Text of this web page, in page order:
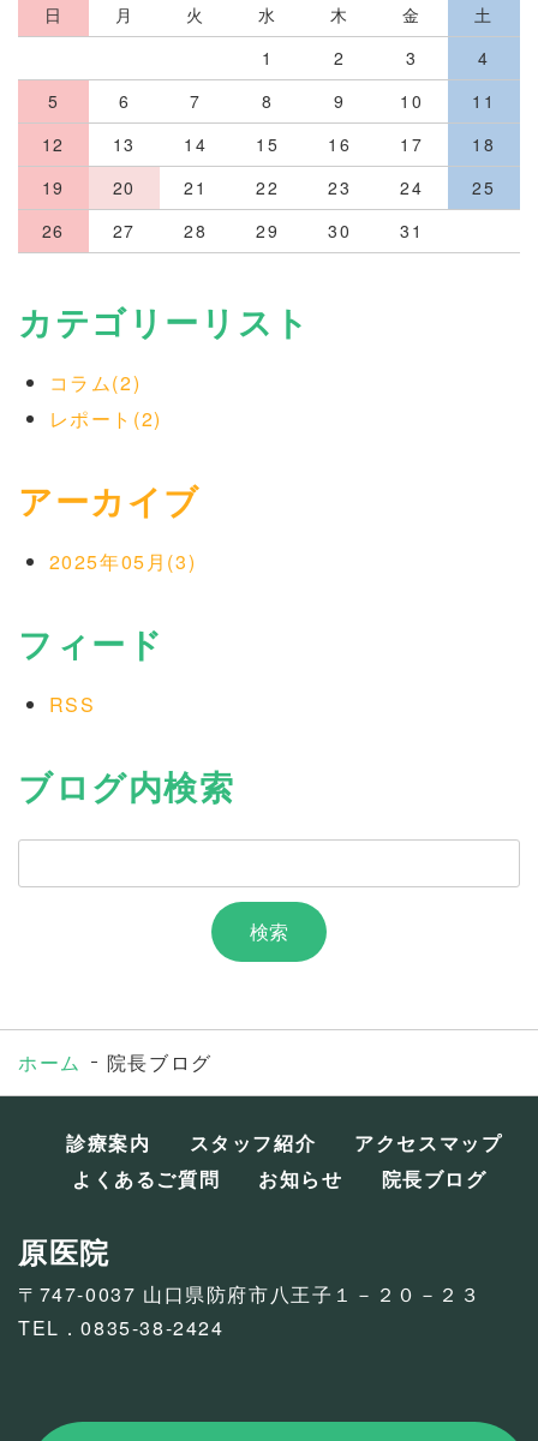
日 月 火 水 木 金
土
1
2 3
4
5
6 7 8 9 10
11
12
13 14 15 16 17
18
19
20 21 22 23 24
25
26
27 28 29 30 31
カテゴリーリスト
コラム(2)
レポート(2)
アーカイブ
2025年05月(3)
フィード
RSS
ブログ内検索
ホーム 院長ブログ
診療案内 スタッフ紹介
アクセスマップ
よくあるご質問
お知らせ 院長ブログ
原医院
〒747-0037 山口県防府市八王子１－２０－２３
TEL．0835-38-2424